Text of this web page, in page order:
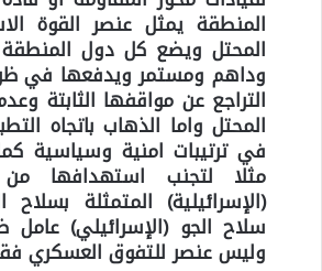
المنطقة يمثل عنصر القوة
المحتل ويضع كل دول
وداهم ومستمر ويدفعها في
التراجع عن مواقفها الثابتة
المحتل واما الذهاب باتجاه
في ترتيبات امنية وسياسية
مثلا لتجنب استهدافها
(الإسرائيلية) المتمثلة
سلاح الجو (الإسرائيلي)
وليس عنصر للتفوق العسكري